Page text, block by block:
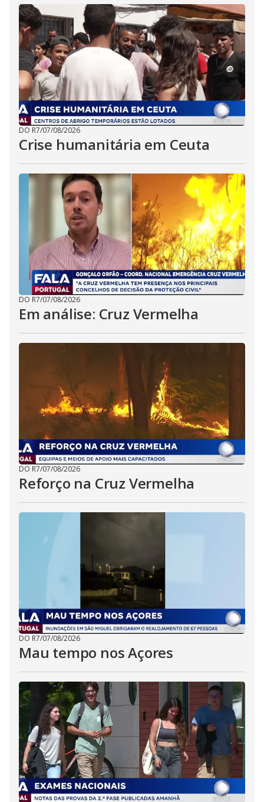
DO R7/07/08/2026
Crise humanitária em Ceuta
DO R7/07/08/2026
Em análise: Cruz Vermelha
DO R7/07/08/2026
Reforço na Cruz Vermelha
DO R7/07/08/2026
Mau tempo nos Açores